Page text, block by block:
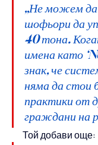
„Не можем да
шофьори да
40 тона.
имена като
знак, че
няма да стои
практики от
граждани на
Той добави още: